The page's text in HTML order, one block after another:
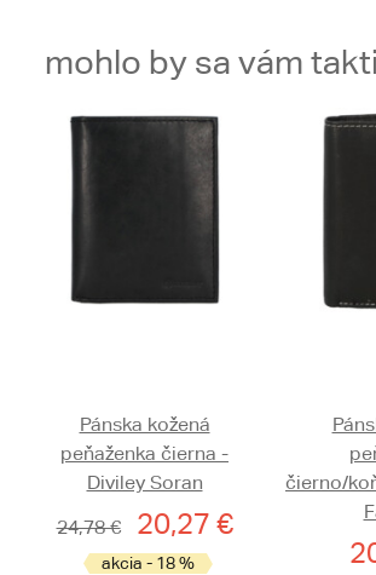
mohlo by sa vám
Pánska kožená
peňaženka čierna -
Diviley Soran
24,78 €
20,27 €
akcia - 18 %
čierno/